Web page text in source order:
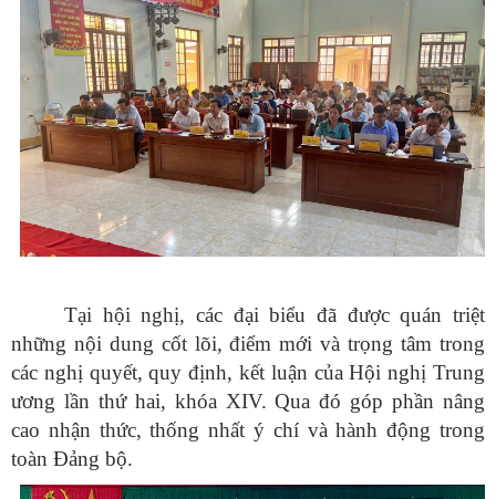
Tại hội nghị, các đại biểu đã được quán triệt
những nội dung cốt lõi, điểm mới và trọng tâm trong
các nghị quyết, quy định, kết luận của Hội nghị Trung
ương lần thứ hai, khóa XIV. Qua đó góp phần nâng
cao nhận thức, thống nhất ý chí và hành động trong
toàn Đảng bộ.